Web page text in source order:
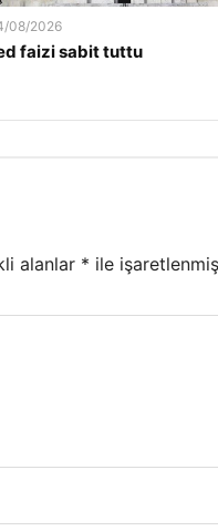
08/2026
faizi sabit tuttu
alanlar * ile